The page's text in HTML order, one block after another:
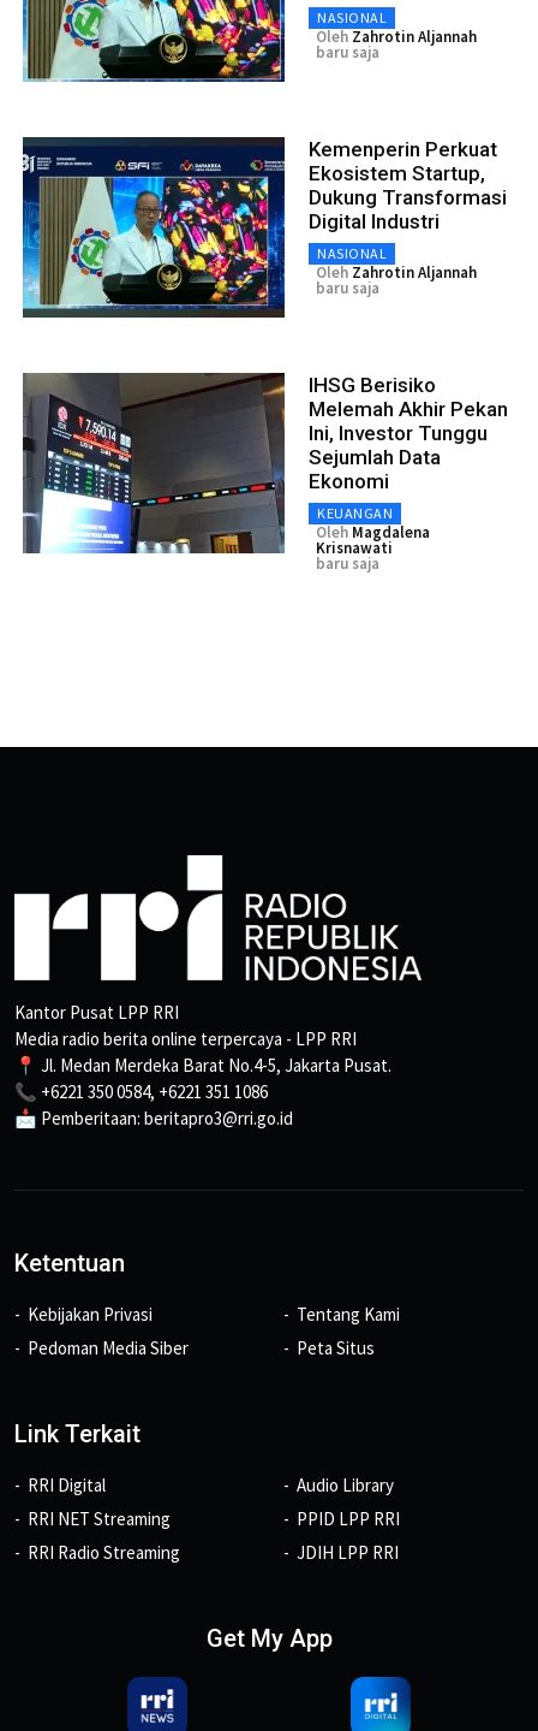
NASIONAL
Oleh Zahrotin Aljannah
baru saja
Kemenperin Perkuat
Ekosistem Startup,
Dukung Transformasi
Digital Industri
NASIONAL
Oleh Zahrotin Aljannah
baru saja
IHSG Berisiko
Melemah Akhir Pekan
Ini, Investor Tunggu
Sejumlah Data
Ekonomi
KEUANGAN
Oleh Magdalena
Krisnawati
baru saja
Kantor Pusat LPP RRI
Media radio berita online terpercaya - LPP RRI
📍 Jl. Medan Merdeka Barat No.4-5, Jakarta Pusat.
📞 +6221 350 0584, +6221 351 1086
📩 Pemberitaan: beritapro3@rri.go.id
Ketentuan
Kebijakan Privasi
Pedoman Media Siber
Tentang Kami
Peta Situs
Link Terkait
RRI Digital
RRI NET Streaming
RRI Radio Streaming
Audio Library
PPID LPP RRI
JDIH LPP RRI
Get My App